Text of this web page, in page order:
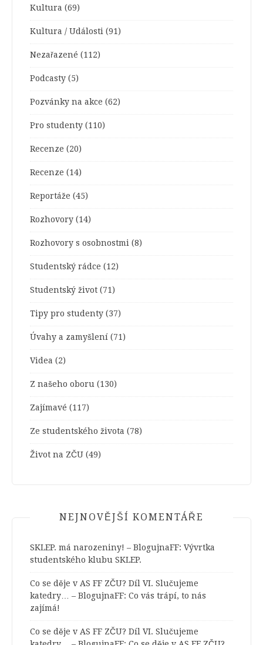
Kultura (69)
Kultura / Události (91)
Nezařazené (112)
Podcasty (5)
Pozvánky na akce (62)
Pro studenty (110)
Recenze (20)
Recenze (14)
Reportáže (45)
Rozhovory (14)
Rozhovory s osobnostmi (8)
Studentský rádce (12)
Studentský život (71)
Tipy pro studenty (37)
Úvahy a zamyšlení (71)
Videa (2)
Z našeho oboru (130)
Zajímavé (117)
Ze studentského života (78)
Život na ZČU (49)
NEJNOVĚJŠÍ KOMENTÁŘE
SKLEP. má narozeniny! – BlogujnaFF: Vývrtka
studentského klubu SKLEP.
Co se děje v AS FF ZČU? Díl VI. Slučujeme
katedry… – BlogujnaFF: Co vás trápí, to nás
zajímá!
Co se děje v AS FF ZČU? Díl VI. Slučujeme